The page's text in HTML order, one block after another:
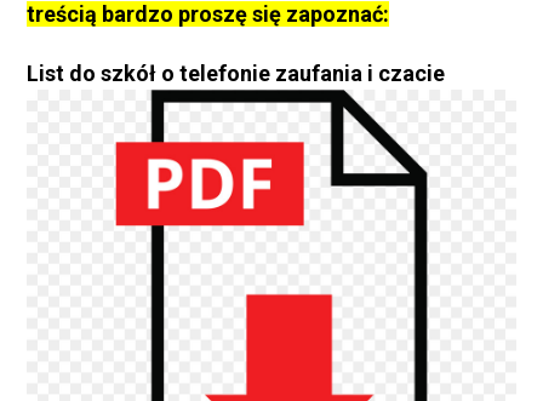
treścią bardzo proszę się zapoznać:
List do szkół o telefonie zaufania i czacie